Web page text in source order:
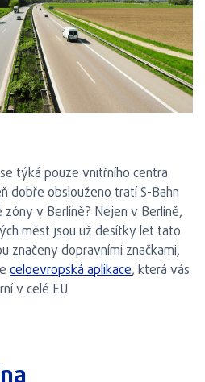
týká pouze vnitřního centra
dobře obslouženo tratí S-Bahn
zóny v Berlíně? Nejen v Berlíně,
měst jsou už desítky let tato
značeny dopravními značkami,
celoevropská aplikace, která vás
v celé EU.